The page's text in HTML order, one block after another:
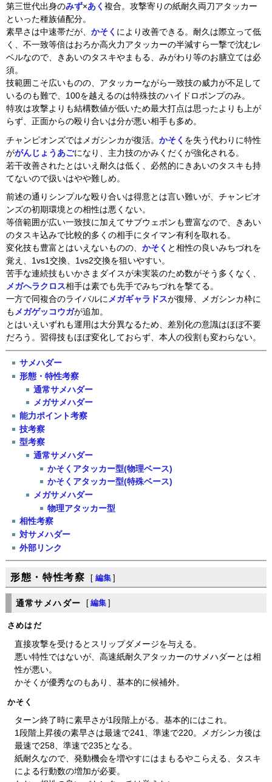
第三世代出身のみず×あく複合。攻撃寄りの紙耐久両刀アタッカー
といった種族値配分。
素早さは中速帯だが、かそく により改善できる。耐久は際立って低
く、不一致等倍はおろか高火力アタッカーの半減すら一撃で沈むレ
ベルなので、きあいのタスキやまもる、みがわり等のお膳立ては必
須。
技範囲こそ広いものの、アタッカーながら一致技の威力が不足して
いるのも難で、100を越えるのは特殊技のハイドロポンプのみ。
特攻は攻撃よりも結構数値が低いため最大打点は思ったよりも上が
らず、正面からの殴り合いは分が悪い相手も多め。
チャンピオンズではメガシンカが復活。かそく を失う代わりに特性
ががんじょうあごになり、主力技のかみくだくが強化される。
若干改善されたとはいえ耐久は低く、必然的にきあいのタスキも持
てないので扱いはやや難しめ。
前述の通りシンプルな殴り合いは得意とは言い難いが、チャンピオ
ンズの初期環境との相性は悪くない。
等倍範囲が広い一致技に加えてサブウェポンも豊富なので、きあい
のタスキ込みで比較的多くの相手にタイマン有利を取れる。
変化技も豊富とはいえないものの、かそく と相性の良いみちづれを
覚え、1vs1交換、1vs2交換を狙いやすい。
苦手な連続技もいかさまダイスが未実装のため数がそう多くなく、
メガへラクロス相手は素でも先手でみちづれを撃てる。
一方で同複合のライバルにメガギャラドスが復帰、メガシンカ枠に
も メガゲッコウガが追加。
とはいえいずれも運用は大分異なるため、差別化の意識はほぼ不要
だろう。習得技もほぼ変化しておらず、本人の役割も変わらない。
サメハダー
形態・特性考察
通常サメハダー
メガサメハダー
能力ポイント考察
技考察
型考察
通常サメハダー
かそくアタッカー型(物理ベース)
かそくアタッカー型(特殊ベース)
メガサメハダー
物理アタッカー型
相性考察
対サメハダー
外部リンク
形態・特性考察 [ 編集 ]
通常サメハダー [ 編集 ]
さめはだ
直接攻撃を受けるとスリップダメージを与える。
悪い特性ではないが、高速紙耐久アタッカーのサメハダーとは相
性が悪い。
かそくが優秀なのもあり、基本的に候補外。
かそく
ターン終了時に素早さが1段階上がる。基本的にはこれ。
1段階上昇後の素早さは最速で241、準速で220。メガシンカ後は
最速で258、準速で235となる。
紙耐久なので、発動機会を増やすにはまもるやこらえる、タスキ
による行動数の増加が必要。